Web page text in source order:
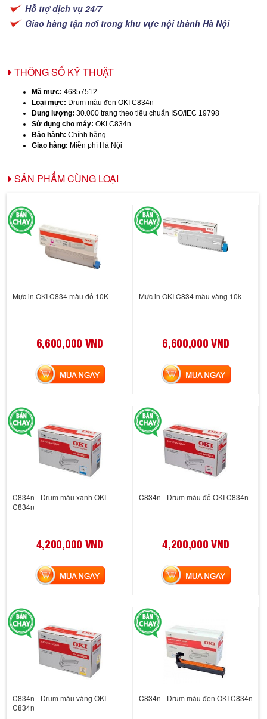
Hỗ trợ dịch vụ 24/7
Giao hàng tận nơi trong khu vực nội thành Hà Nội
THÔNG SỐ KỸ THUẬT
Mã mực: 46857512
Loại mực: Drum màu đen OKI C834n
Dung lượng: 30.000 trang theo tiêu chuẩn ISO/IEC 19798
Sử dụng cho máy: OKI C834n
Bảo hành: Chính hãng
Giao hàng: Miễn phí Hà Nội
SẢN PHẨM CÙNG LOẠI
Mực in OKI C834 màu đỏ 10K
6,600,000 VND
MUA NGAY
Mực in OKI C834 màu vàng 10k
6,600,000 VND
MUA NGAY
C834n - Drum màu xanh OKI
C834n
4,200,000 VND
MUA NGAY
C834n - Drum màu đỏ OKI C834n
4,200,000 VND
MUA NGAY
C834n - Drum màu vàng OKI
C834n
C834n - Drum màu đen OKI C834n